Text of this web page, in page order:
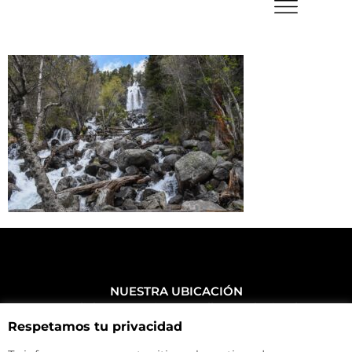
NUESTRA UBICACIÓN
Haz click aquí y mira como llegar a la tienda
CONTACTA CON NOSOTROS
+34 972 500 449
Respetamos tu privacidad